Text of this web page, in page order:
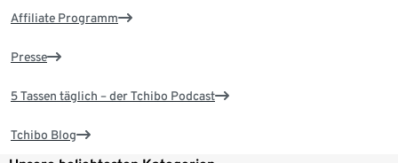
Affiliate Programm
Presse
5 Tassen täglich – der Tchibo Podcast
Tchibo Blog